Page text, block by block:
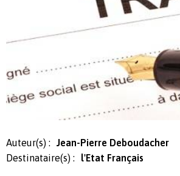
Auteur(s) :
Jean-Pierre Deboudacher
Destinataire(s) :
l'Etat Français